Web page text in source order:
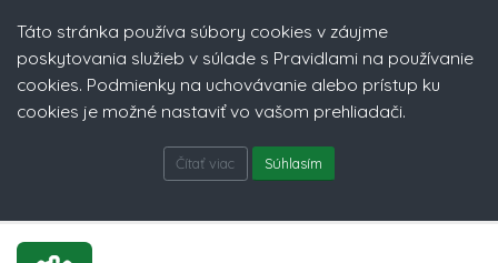
Táto stránka používa súbory cookies v záujme
poskytovania služieb v súlade s Pravidlami na používanie
cookies. Podmienky na uchovávanie alebo prístup ku
cookies je možné nastaviť vo vašom prehliadači.
Čítať viac Súhlasím